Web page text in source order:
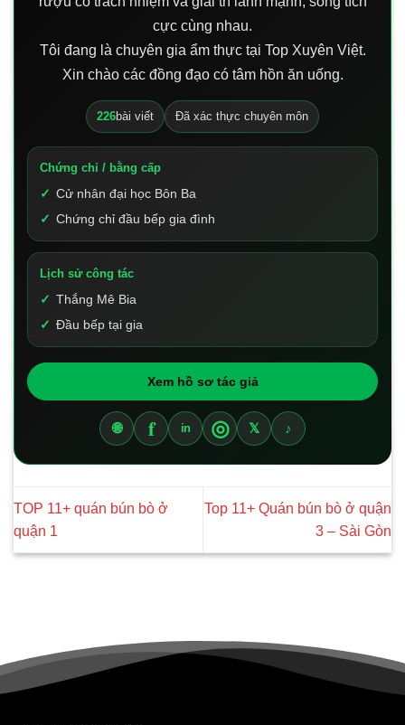
cực cùng nhau.
Tôi đang là chuyên gia ẩm thực tại Top Xuyên Việt.
Xin chào các đồng đạo có tâm hồn ăn uống.
226bài viết Đã xác thực chuyên môn
Chứng chỉ / bằng cấp
Cử nhân đại học Bôn Ba
Chứng chỉ đầu bếp gia đình
Lịch sử công tác
Thắng Mê Bia
Đầu bếp tại gia
Xem hồ sơ tác giả
🌐 f in ◎ 𝕏 ♪
TOP 11+ quán bún bò ở
quận 1
Top 11+ Quán bún bò ở quận
3 – Sài Gòn